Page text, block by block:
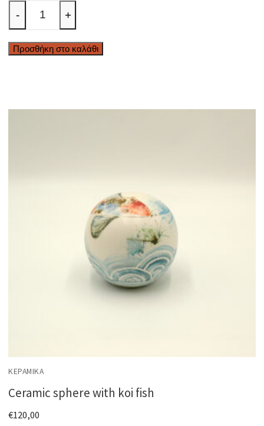
Ceramic
sphere
with
- +
Προσθήκη στο καλάθι
ΚΕΡΑΜΙΚΆ
Ceramic sphere with koi fish
€120,00